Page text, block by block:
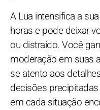
A Lua intensifica a
horas e pode deixar
ou distraído. Você
moderação em suas
se atento aos
decisões
em cada situação